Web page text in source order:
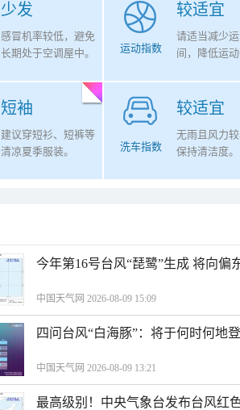
少发
感冒机率较低，避免
长期处于空调屋中。
较适宜
运动指数
请适当减少
间，降低运
短袖
建议穿短衫、短裤等
清凉夏季服装。
较适宜
洗车指数
无雨且风力
保持清洁度。
今年第16号台风“琵鹭”生成 将向偏
中国天气网 2026-08-09 15:09
四问台风“白海豚”：将于何时何地
中国天气网 2026-08-09 13:21
最高级别！中央气象台发布台风红